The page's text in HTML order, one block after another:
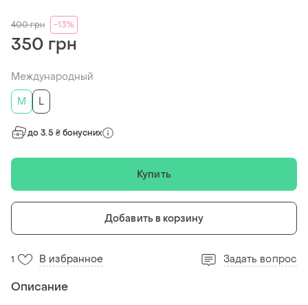
400грн -13%
350 грн
Международный
M
L
до 3.5 ₴ бонусних
Купить
Добавить в корзину
1 В избранное Задать вопрос
Описание